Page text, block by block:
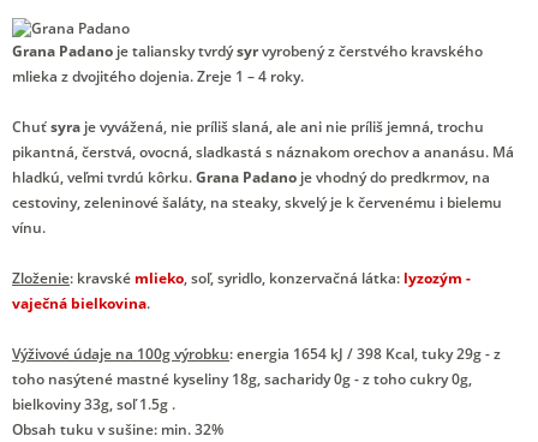
Grana Padano je taliansky tvrdýsyrvyrobený z čerstvého kravského
mlieka z dvojitého dojenia. Zreje 1 – 4 roky.
Chuťsyra je vyvážená, nie príliš slaná, ale ani nie príliš jemná, trochu
pikantná, čerstvá, ovocná, sladkastá s náznakom orechov a ananásu. Má
hladkú, veľmi tvrdú kôrku.Grana Padano je vhodný do predkrmov, na
cestoviny, zeleninové šaláty, na steaky, skvelý je k červenému i bielemu
vínu.
Zloženie: kravské mlieko, soľ, syridlo, konzervačná látka: lyzozým -
vaječná bielkovina.
Výživové údaje na 100g výrobku: energia 1654 kJ / 398 Kcal, tuky 29g - z
toho nasýtené mastné kyseliny 18g, sacharidy 0g - z toho cukry 0g,
bielkoviny 33g, soľ 1.5g .
Obsah tuku v sušine: min. 32%